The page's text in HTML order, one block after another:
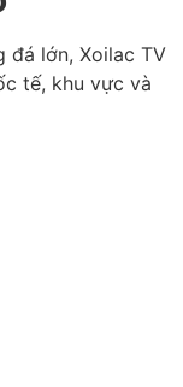
đá lớn, Xoilac TV
tế, khu vực và